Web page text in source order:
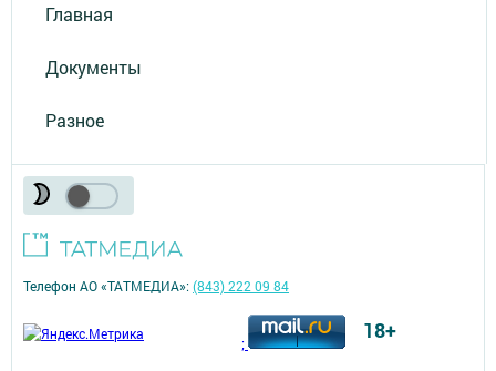
Главная
Документы
Разное
Телефон АО «ТАТМЕДИА»:(843) 222 09 84
; 18+